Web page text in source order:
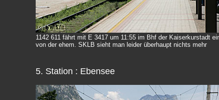
1142 611 fährt mit E 3417 um 11:55 im Bhf der Kaiserkurstadt
von der ehem. SKLB sieht man leider überhaupt nichts mehr
5. Station : Ebensee